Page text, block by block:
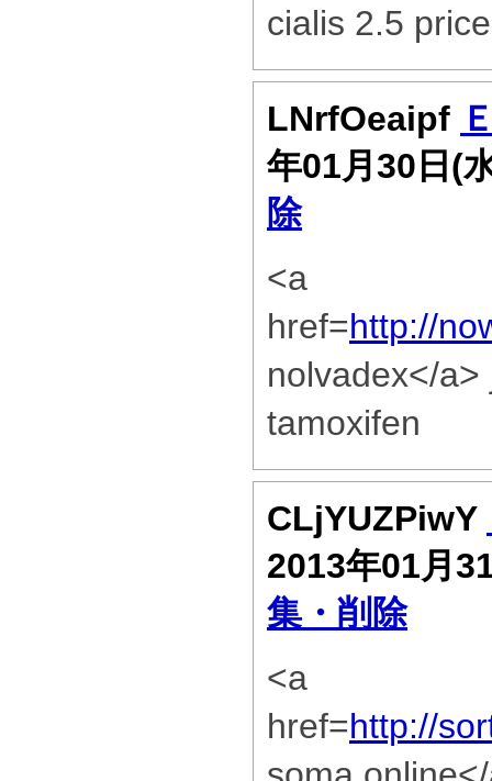
cialis 2.5 price
LNrfOeaipf
年01月30日(
除
<a
href=http://
nolvadex</
tamoxifen
CLjYUZPiwY
2013年01月
集・削除
<a
href=http://